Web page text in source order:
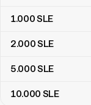
1.000SLE
2.000SLE
5.000SLE
10.000 SLE